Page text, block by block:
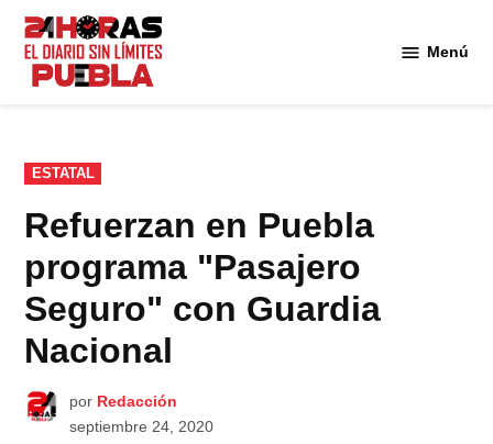
Saltar
contenido
Menú
PUBLICADO
EN
ESTATAL
Refuerzan en Puebla
programa "Pasajero
Seguro" con Guardia
Nacional
por Redacción
septiembre 24, 2020